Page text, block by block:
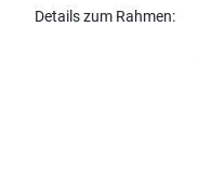
Details zum Rahmen